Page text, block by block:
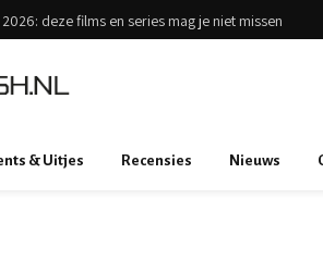
deze films en series mag je niet missen
& Uitjes Recensies Nieuws